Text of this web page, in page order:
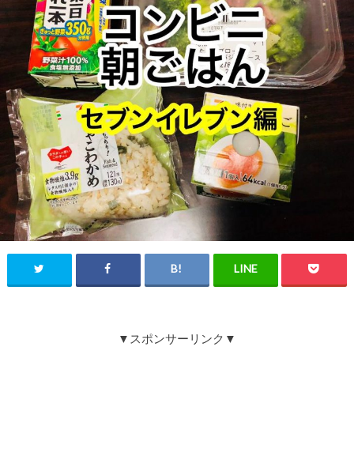
▼スポンサーリンク▼